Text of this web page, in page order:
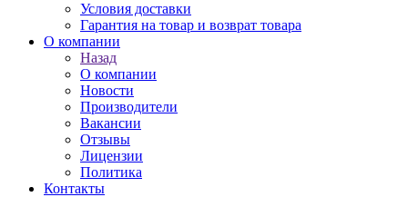
Условия доставки
Гарантия на товар и возврат товара
О компании
Назад
О компании
Новости
Производители
Вакансии
Отзывы
Лицензии
Политика
Контакты